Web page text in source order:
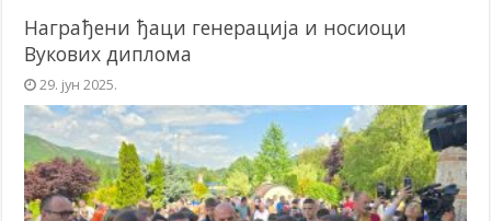
Награђени ђаци генерација и носиоци
Вукових диплома
29. јун 2025.